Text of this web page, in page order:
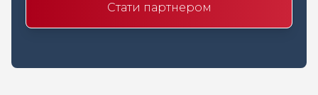
Стати партнером